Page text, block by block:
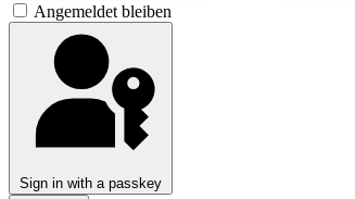
Angemeldet bleiben
Sign in with a passkey